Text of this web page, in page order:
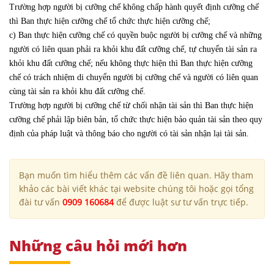
Trường hợp người bị cưỡng chế không chấp hành quyết định cưỡng chế
thì Ban thực hiện cưỡng chế tổ chức thực hiện cưỡng chế;
c) Ban thực hiện cưỡng chế có quyền buộc người bị cưỡng chế và những
người có liên quan phải ra khỏi khu đất cưỡng chế, tự chuyển tài sản ra
khỏi khu đất cưỡng chế; nếu không thực hiện thì Ban thực hiện cưỡng
chế có trách nhiệm di chuyển người bị cưỡng chế và người có liên quan
cùng tài sản ra khỏi khu đất cưỡng chế.
Trường hợp người bị cưỡng chế từ chối nhận tài sản thì Ban thực hiện
cưỡng chế phải lập biên bản, tổ chức thực hiện bảo quản tài sản theo quy
định của pháp luật và thông báo cho người có tài sản nhận lại tài sản.
Bạn muốn tìm hiểu thêm các vấn đề liên quan. Hãy tham
khảo các bài viết khác tại website chúng tôi hoặc gọi tổng
đài tư vấn 0909 160684để được luật sư tư vấn trực tiếp.
Những câu hỏi mới hơn